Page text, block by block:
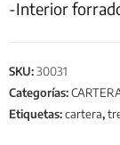
-Interior
SKU:30031
Categorías:
Etiquetas:cartera,